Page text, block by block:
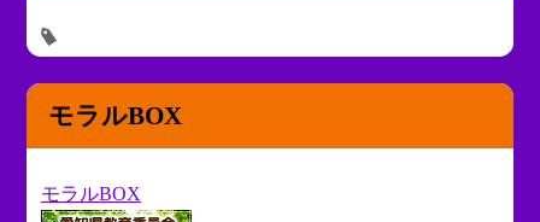
モラルBOX
モラルBOX